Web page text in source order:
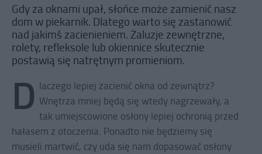
Gdy za oknami upał, słońce może zamienić nasz
dom w piekarnik. Dlatego warto się zastanowić
nad jakimś zacienieniem. Żaluzje zewnętrzne,
rolety, refleksole lub okiennice skutecznie
postawią się natrętnym promieniom.
D laczego lepiej zacienić okna od zewnątrz?
Wnętrza mniej będą się wtedy nagrzewały, a
tak umiejscowione osłony lepiej ochronią przed
hałasem z otoczenia. Ponadto nie będziemy się
musieli martwić, czy uda się nam dopasować osłony